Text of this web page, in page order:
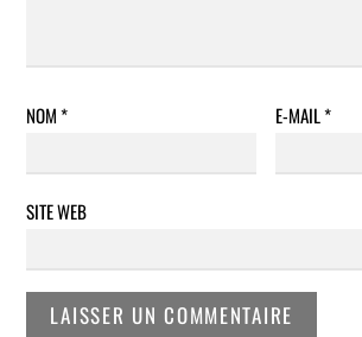
NOM* E-MAIL*
SITE WEB